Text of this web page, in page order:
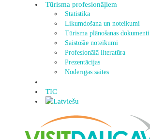
Tūrisma profesionāļiem
Statistika
Likumdošana un noteikumi
Tūrisma plānošanas dokumenti
Saistošie noteikumi
Profesionālā literatūra
Prezentācijas
Noderīgas saites
TIC